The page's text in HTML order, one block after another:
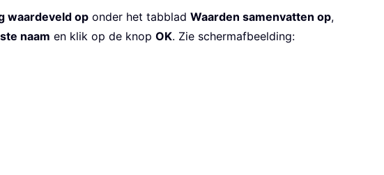
waardeveld op onder het tabblad Waarden samenvatten op,
naam en klik op de knop OK. Zie schermafbeelding: